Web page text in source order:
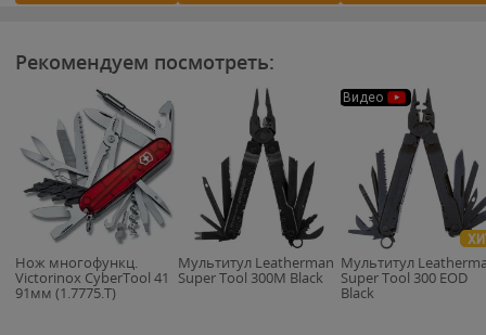
Рекомендуем посмотреть:
Нож многофункц.
Victorinox CyberTool 41
91мм (1.7775.T)
Мультитул Leatherman
Super Tool 300M Black
Видео
Мультитул
Super Tool 300 EOD
Black